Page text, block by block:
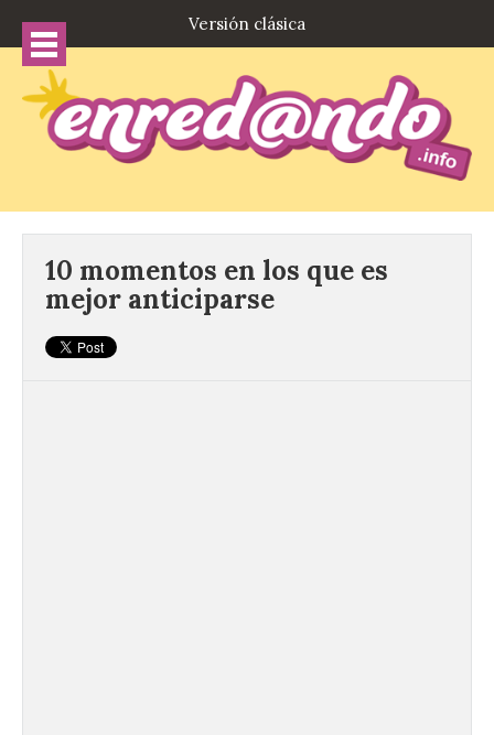
Versión clásica
10 momentos en los que es
mejor anticiparse